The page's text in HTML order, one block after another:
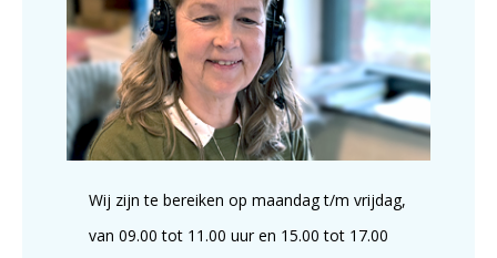
Wij zijn te bereiken op maandag t/m vrijdag,
van 09.00 tot 11.00 uur en 15.00 tot 17.00